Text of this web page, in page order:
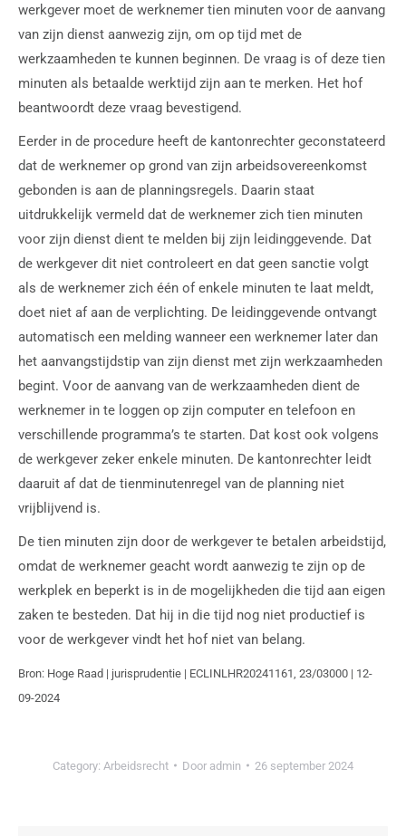
werkgever moet de werknemer tien minuten voor de aanvang
van zijn dienst aanwezig zijn, om op tijd met de
werkzaamheden te kunnen beginnen. De vraag is of deze tien
minuten als betaalde werktijd zijn aan te merken. Het hof
beantwoordt deze vraag bevestigend.
Eerder in de procedure heeft de kantonrechter geconstateerd
dat de werknemer op grond van zijn arbeidsovereenkomst
gebonden is aan de planningsregels. Daarin staat
uitdrukkelijk vermeld dat de werknemer zich tien minuten
voor zijn dienst dient te melden bij zijn leidinggevende. Dat
de werkgever dit niet controleert en dat geen sanctie volgt
als de werknemer zich één of enkele minuten te laat meldt,
doet niet af aan de verplichting. De leidinggevende ontvangt
automatisch een melding wanneer een werknemer later dan
het aanvangstijdstip van zijn dienst met zijn werkzaamheden
begint. Voor de aanvang van de werkzaamheden dient de
werknemer in te loggen op zijn computer en telefoon en
verschillende programma’s te starten. Dat kost ook volgens
de werkgever zeker enkele minuten. De kantonrechter leidt
daaruit af dat de tienminutenregel van de planning niet
vrijblijvend is.
De tien minuten zijn door de werkgever te betalen arbeidstijd,
omdat de werknemer geacht wordt aanwezig te zijn op de
werkplek en beperkt is in de mogelijkheden die tijd aan eigen
zaken te besteden. Dat hij in die tijd nog niet productief is
voor de werkgever vindt het hof niet van belang.
Bron: Hoge Raad | jurisprudentie | ECLINLHR20241161, 23/03000 | 12-
09-2024
Category: Arbeidsrecht Door admin 26 september 2024